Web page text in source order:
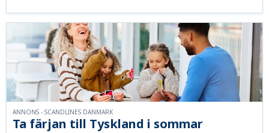
Ta färjan till Tyskland i sommar
ANNONS - SCANDLINES DANMARK